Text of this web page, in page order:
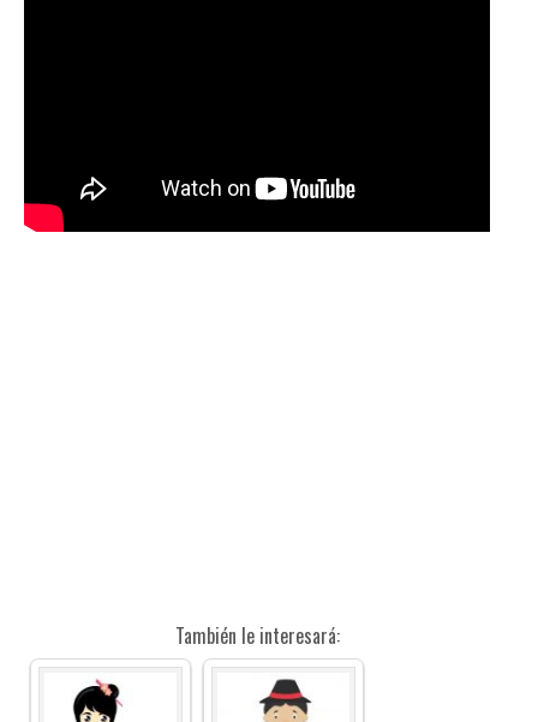
También le interesará: